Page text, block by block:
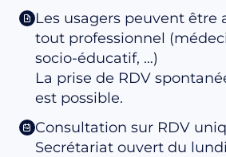
Les usagers peuvent être
tout professionnel
socio-éducatif, …)
La prise de RDV
est possible.
Consultation sur RDV
Secrétariat ouvert du